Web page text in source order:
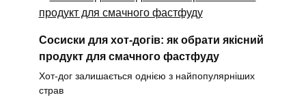
Сосиски для хот-догів: як обрати якісний
продукт для смачного фастфуду
Хот-дог залишається однією з найпопулярніших
страв